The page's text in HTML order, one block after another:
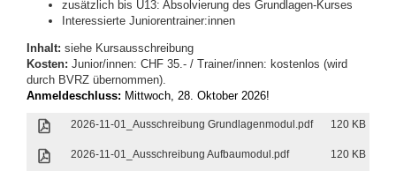
zusätzlich bis U13: Absolvierung des Grundlagen-Kurses
Interessierte Juniorentrainer:innen
Inhalt: siehe Kursausschreibung
Kosten: Junior/innen: CHF 35.- / Trainer/innen: kostenlos (wird
durch BVRZ übernommen).
Anmeldeschluss: Mittwoch, 28. Oktober 2026!
2026-11-01_Ausschreibung Grundlagenmodul.pdf 120 KB
2026-11-01_Ausschreibung Aufbaumodul.pdf 120 KB